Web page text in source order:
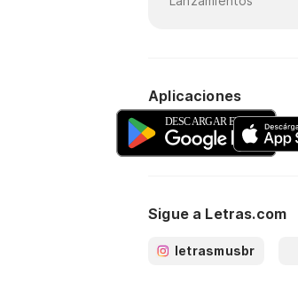
Aplicaciones
Sigue a Letras.com
letrasmusbr